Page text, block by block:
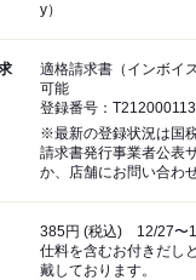
y）
適格請求書（インボイ
可能
登録番号：
※最新の登録状況は国
請求書発行事業者公表
か、店舗にお問い合わ
385円 (税込) 12/27〜
仕料を含むお付きだし
戴しております。